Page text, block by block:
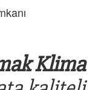
Klima